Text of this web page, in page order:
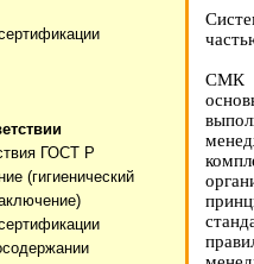
ГОСТ Р
(гигиенический
СМК